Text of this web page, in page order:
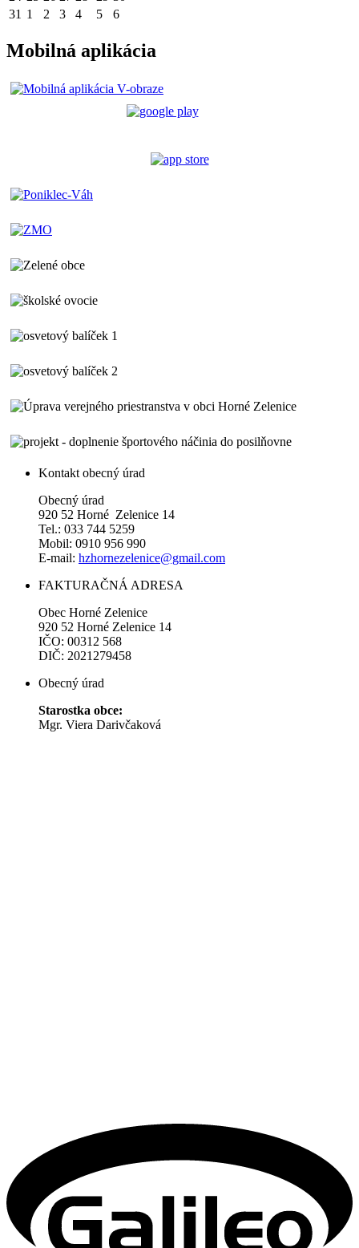
31 1 2 3 4 5 6
Mobilná aplikácia
Kontakt obecný úrad
Obecný úrad
920 52 Horné Zelenice 14
Tel.: 033 744 5259
Mobil: 0910 956 990
E-mail: hzhornezelenice@gmail.com
FAKTURAČNÁ ADRESA
Obec Horné Zelenice
920 52 Horné Zelenice 14
IČO: 00312 568
DIČ: 2021279458
Obecný úrad
Starostka obce:
Mgr. Viera Darivčaková